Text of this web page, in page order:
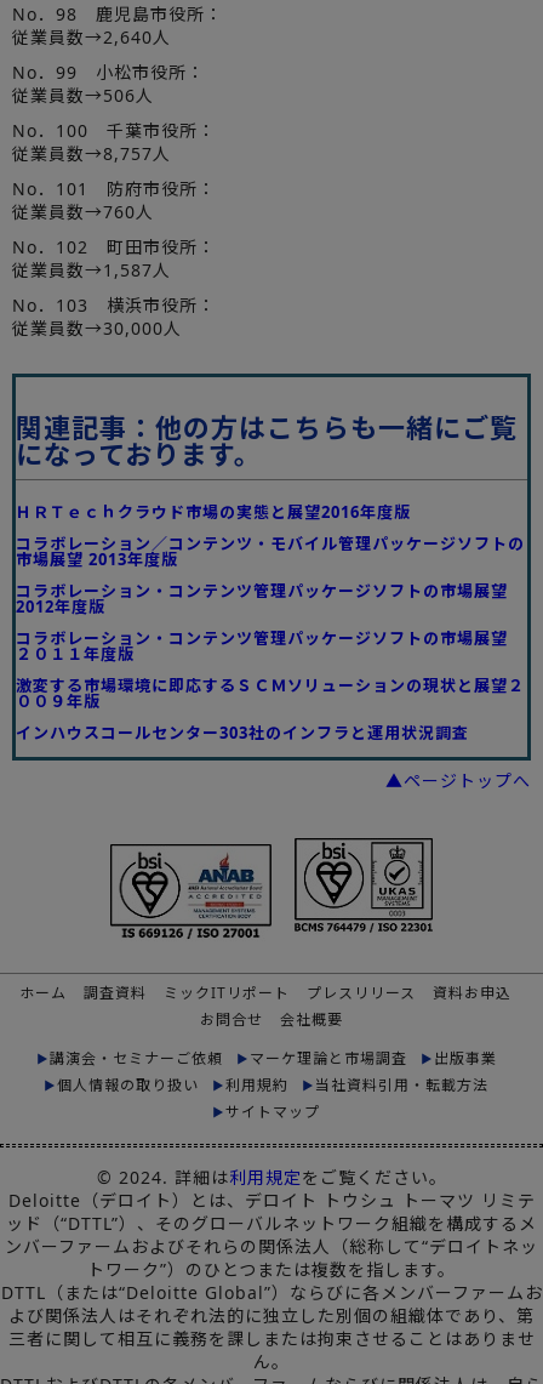
No．98 鹿児島市役所：
従業員数→2,640人
No．99 小松市役所：
従業員数→506人
No．100 千葉市役所：
従業員数→8,757人
No．101 防府市役所：
従業員数→760人
No．102 町田市役所：
従業員数→1,587人
No．103 横浜市役所：
従業員数→30,000人
関連記事：他の方はこちらも一緒にご覧
になっております。
ＨＲＴｅｃｈクラウド市場の実態と展望2016年度版
コラボレーション／コンテンツ・モバイル管理パッケージソフトの
市場展望 2013年度版
コラボレーション・コンテンツ管理パッケージソフトの市場展望
2012年度版
コラボレーション・コンテンツ管理パッケージソフトの市場展望
２０１１年度版
激変する市場環境に即応するＳＣＭソリューションの現状と展望２
００９年版
インハウスコールセンター303社のインフラと運用状況調査
▲ページトップへ
ホーム 調査資料 ミックITリポート プレスリリース
資料お申込
お問合せ
会社概要
講演会・セミナーご依頼
マーケ理論と市場調査
出版事業
個人情報の取り扱い
利用規約
当社資料引用・転載方法
サイトマップ
© 2024. 詳細は利用規定をご覧ください。
Deloitte（デロイト）とは、デロイト トウシュ トーマツ リミテ
ッド（“DTTL”）、そのグローバルネットワーク組織を構成するメ
ンバーファームおよびそれらの関係法人（総称して“デロイトネッ
トワーク”）のひとつまたは複数を指します。
DTTL（または“Deloitte Global”）ならびに各メンバーファームお
よび関係法人はそれぞれ法的に独立した別個の組織体であり、第
三者に関して相互に義務を課しまたは拘束させることはありませ
ん。